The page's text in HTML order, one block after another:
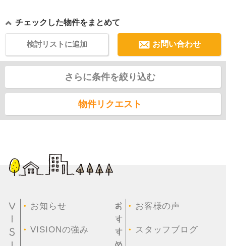
チェックした物件をまとめて
お問い合わせ
検討リストに追加
さらに条件を絞り込む
物件リクエスト
・ お知らせ
・VISIONの強み
・ お客様の声
・ スタッフブログ